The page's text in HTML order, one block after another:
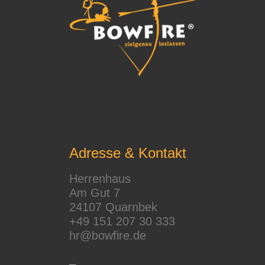
Adresse & Kontakt
Herrenhaus
Am Gut 7
24107 Quarnbek
+49 151 207 30 333
hr@bowfire.de